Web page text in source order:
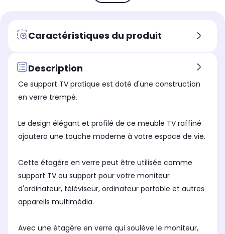
Cache câble
Support TV intégré
Non
Matériau
Non communiqué
Blanc
Matériau
Cache câble
Matériau
Bois
Matériau
Caractéristiques du produit
Description
Ce support TV pratique est doté d'une construction
en verre trempé.
Le design élégant et profilé de ce meuble TV raffiné
ajoutera une touche moderne à votre espace de vie.
Cette étagère en verre peut être utilisée comme
support TV ou support pour votre moniteur
d'ordinateur, téléviseur, ordinateur portable et autres
appareils multimédia.
Avec une étagère en verre qui soulève le moniteur,